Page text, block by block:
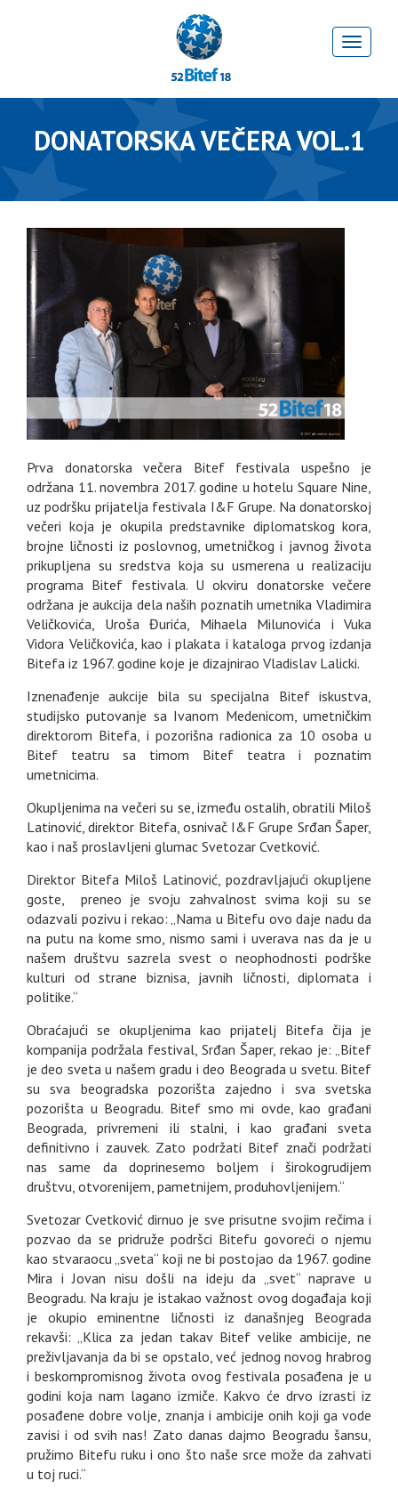
DONATORSKA VEČERA VOL.1
Prva donatorska večera Bitef festivala uspešno je
održana 11. novembra 2017. godine u hotelu Square Nine,
uz podršku prijatelja festivala I&F Grupe. Na donatorskoj
večeri koja je okupila predstavnike diplomatskog kora,
brojne ličnosti iz poslovnog, umetničkog i javnog života
prikupljena su sredstva koja su usmerena u realizaciju
programa Bitef festivala. U okviru donatorske večere
održana je aukcija dela naših poznatih umetnika Vladimira
Veličkovića, Uroša Đurića, Mihaela Milunovića i Vuka
Vidora Veličkovića, kao i plakata i kataloga prvog izdanja
Bitefa iz 1967. godine koje je dizajnirao Vladislav Lalicki.
Iznenađenje aukcije bila su specijalna Bitef iskustva,
studijsko putovanje sa Ivanom Medenicom, umetničkim
direktorom Bitefa, i pozorišna radionica za 10 osoba u
Bitef teatru sa timom Bitef teatra i poznatim
umetnicima.
Okupljenima na večeri su se, između ostalih, obratili Miloš
Latinović, direktor Bitefa, osnivač I&F Grupe Srđan Šaper,
kao i naš proslavljeni glumac Svetozar Cvetković.
Direktor Bitefa Miloš Latinović, pozdravljajući okupljene
goste, preneo je svoju zahvalnost svima koji su se
odazvali pozivu i rekao: „Nama u Bitefu ovo daje nadu da
na putu na kome smo, nismo sami i uverava nas da je u
našem društvu sazrela svest o neophodnosti podrške
kulturi od strane biznisa, javnih ličnosti, diplomata i
politike.“
Obraćajući se okupljenima kao prijatelj Bitefa čija je
kompanija podržala festival, Srđan Šaper, rekao je: „Bitef
je deo sveta u našem gradu i deo Beograda u svetu. Bitef
su sva beogradska pozorišta zajedno i sva svetska
pozorišta u Beogradu. Bitef smo mi ovde, kao građani
Beograda, privremeni ili stalni, i kao građani sveta
definitivno i zauvek. Zato podržati Bitef znači podržati
nas same da doprinesemo boljem i širokogrudijem
društvu, otvorenijem, pametnijem, produhovljenijem.“
Svetozar Cvetković dirnuo je sve prisutne svojim rečima i
pozvao da se pridruže podršci Bitefu govoreći o njemu
kao stvaraocu „sveta“ koji ne bi postojao da 1967. godine
Mira i Jovan nisu došli na ideju da „svet“ naprave u
Beogradu. Na kraju je istakao važnost ovog događaja koji
je okupio eminentne ličnosti iz današnjeg Beograda
rekavši: „Klica za jedan takav Bitef velike ambicije, ne
preživljavanja da bi se opstalo, već jednog novog hrabrog
i beskompromisnog života ovog festivala posađena je u
godini koja nam lagano izmiče. Kakvo će drvo izrasti iz
posađene dobre volje, znanja i ambicije onih koji ga vode
zavisi i od svih nas! Zato danas dajmo Beogradu šansu,
pružimo Bitefu ruku i ono što naše srce može da zahvati
u toj ruci.“